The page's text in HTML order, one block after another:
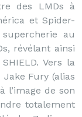
des LMDs à
et Spider-
au
révélant ainsi
Vers la
Fury (alias
l’image de son
totalement